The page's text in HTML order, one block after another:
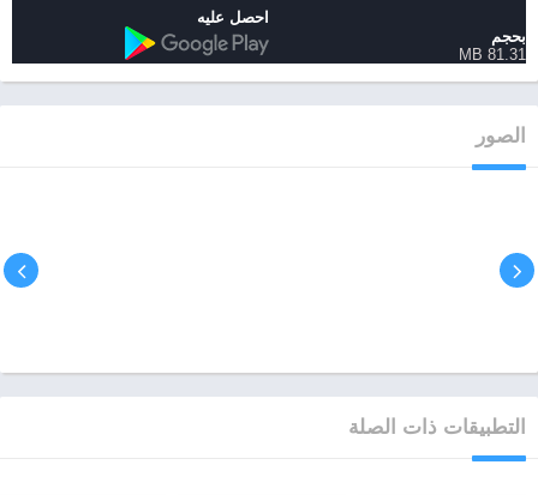
بحجم
81.31 MB
احصل عليه
الصور
التطبيقات ذات الصلة